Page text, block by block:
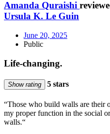
Amanda Quraishi
Ursula K. Le Guin
June 20, 2025
Public
Life-changing.
Show rating 5 stars
“Those who build walls are their
my proper function in the social
walls.“